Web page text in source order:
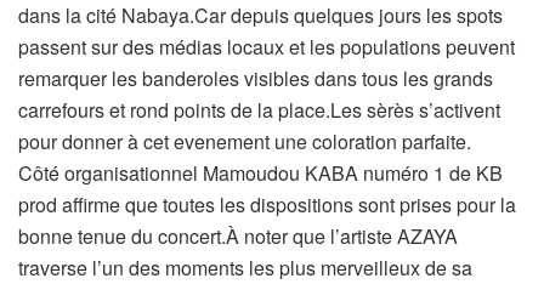
dans la cité Nabaya.Car depuis quelques jours les spots
passent sur des médias locaux et les populations peuvent
remarquer les banderoles visibles dans tous les grands
carrefours et rond points de la place.Les sèrès s’activent
pour donner à cet evenement une coloration parfaite.
Côté organisationnel Mamoudou KABA numéro 1 de KB
prod affirme que toutes les dispositions sont prises pour la
bonne tenue du concert.À noter que l’artiste AZAYA
traverse l’un des moments les plus merveilleux de sa